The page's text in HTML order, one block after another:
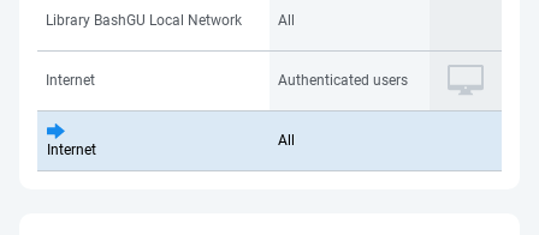
Library BashGU Local Network All
Internet Authenticated users
Internet
All